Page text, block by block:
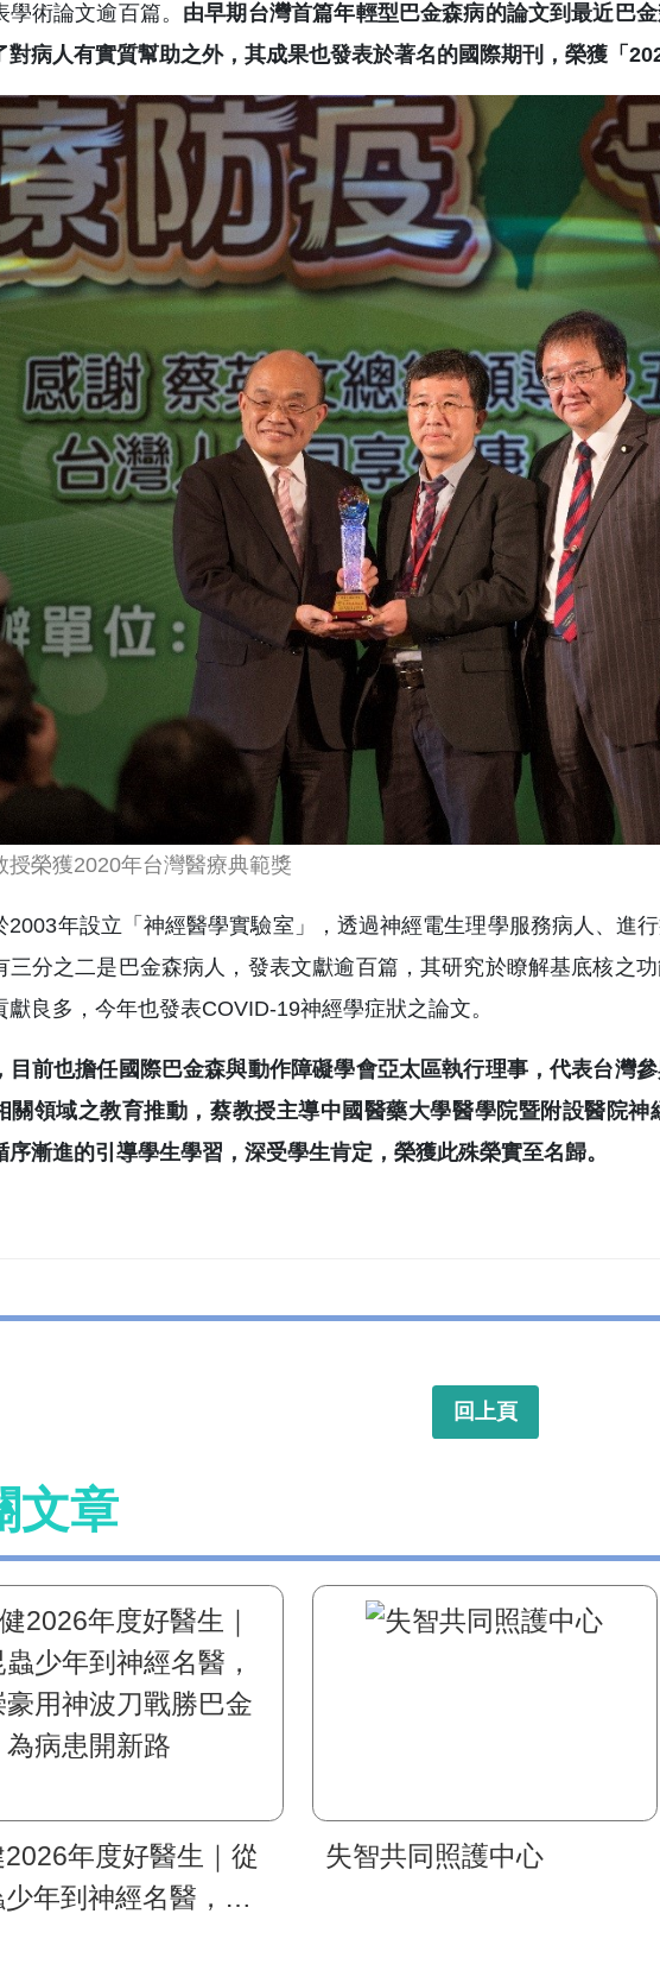
學術論文逾百篇。 由早期台灣首篇年輕型巴金森病的論文到最近巴
對病人有實質幫助之外，其成果也發表於著名的國際期刊，榮獲「
授榮獲2020年台灣醫療典範獎
2003年設立「神經醫學實驗室」，透過神經電生理學服務病人、進
三分之二是巴金森病人，發表文獻逾百篇，其研究於瞭解基底核之
獻良多，今年也發表COVID-19神經學症狀之論文。
目前也擔任國際巴金森與動作障礙學會亞太區執行理事，代表台灣
關領域之教育推動，蔡教授主導中國醫藥大學醫學院暨附設醫院
序漸進的引導學生學習，深受學生肯定，榮獲此殊榮實至名歸。
回上頁
文章
年度好醫生｜從
年到神經名醫，蔡
失智共同照護中心